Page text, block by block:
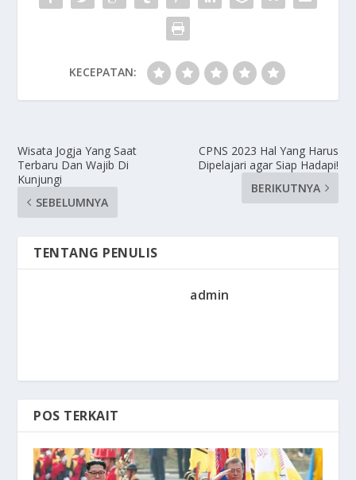
KECEPATAN:
Wisata Jogja Yang Saat
Terbaru Dan Wajib Di
Kunjungi
SEBELUMNYA
CPNS 2023 Hal Yang Harus
Dipelajari agar Siap Hadapi!
BERIKUTNYA
TENTANG PENULIS
admin
POS TERKAIT